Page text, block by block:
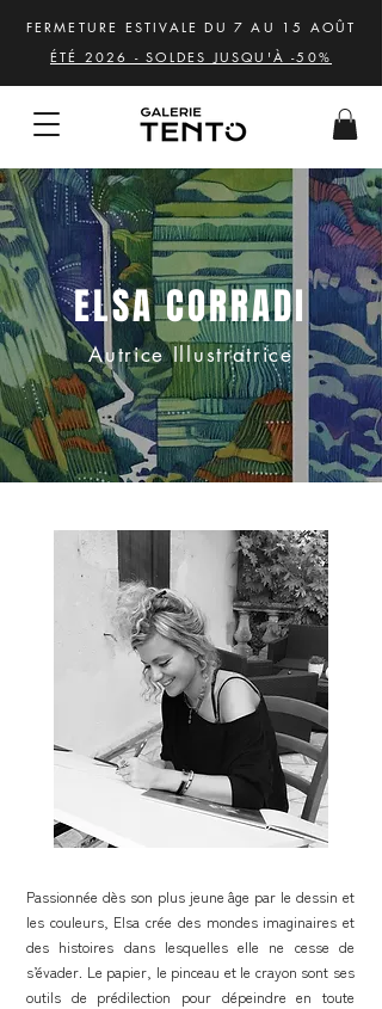
FERMETURE ESTIVALE DU 7 AU 15 AOÛT
ÉTÉ 2026 - SOLDES JUSQU'À -50%
ELSA CORRADI
Autrice Illustratrice
Passionnée dès son plus jeune âge par le dessin et
les couleurs, Elsa crée des mondes imaginaires et
des histoires dans lesquelles elle ne cesse de
s’évader. Le papier, le pinceau et le crayon sont ses
outils de prédilection pour dépeindre en toute